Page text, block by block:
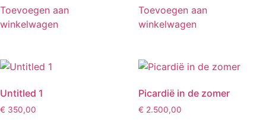
Toevoegen aan
winkelwagen
Toevoegen aan
winkelwagen
Untitled 1
€ 350,00
Picardië in de zomer
€ 2.500,00